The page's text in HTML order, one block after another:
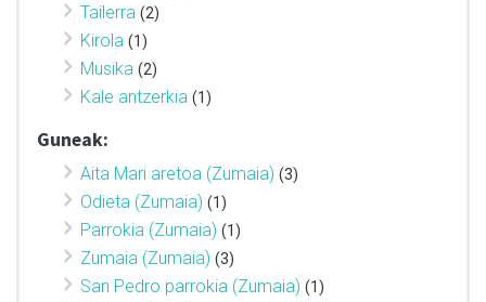
Tailerra (2)
Kirola (1)
Musika (2)
Kale antzerkia (1)
Guneak:
Aita Mari aretoa (Zumaia) (3)
Odieta (Zumaia) (1)
Parrokia (Zumaia) (1)
Zumaia (Zumaia) (3)
San Pedro parrokia (Zumaia) (1)